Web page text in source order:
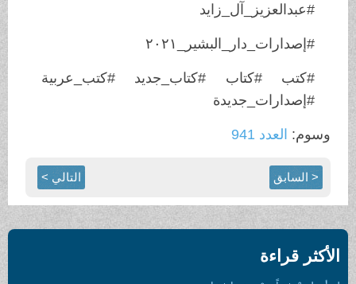
#عبدالعزيز_آل_زايد
#إصدارات_دار_البشير_٢٠٢١
#كتب #كتاب #كتاب_جديد #كتب_عربية
#إصدارات_جديدة
وسوم:العدد 941
< السابق التالي >
الأكثر قراءة